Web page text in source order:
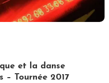
et la danse
– Tournée 2017